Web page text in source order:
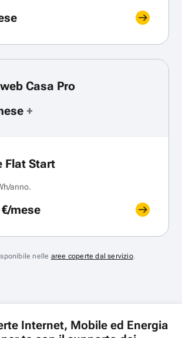
Casa Pro
+
Flat Start
anno.
mese
nelle aree coperte dal servizio.
Internet, Mobile ed Energia